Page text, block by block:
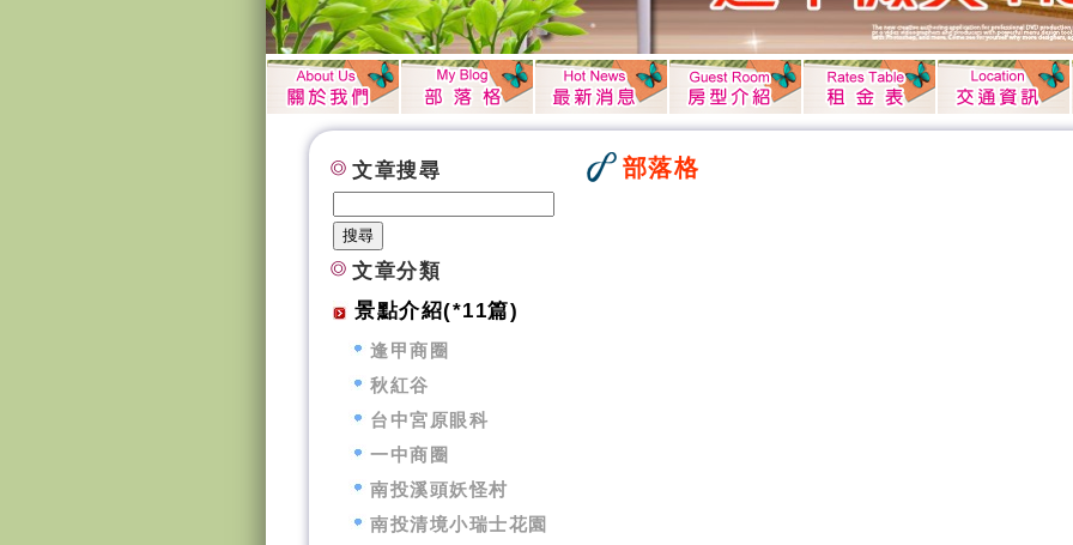
部落格
文章搜尋
文章分類
景點介紹(*11篇)
逢甲商圈
秋紅谷
台中宮原眼科
一中商圈
南投溪頭妖怪村
南投清境小瑞士花園